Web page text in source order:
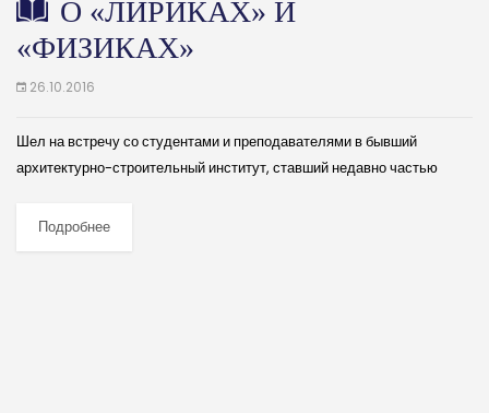
О «ЛИРИКАХ» И
«ФИЗИКАХ»
26.10.2016
Шел на встречу со студентами и преподавателями в бывший
архитектурно-строительный институт, ставший недавно частью
шуточный разговор с большим начальником из строительного
бизнеса. «Да твоя...
Подробнее